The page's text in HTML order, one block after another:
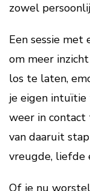
zowel
Een sessie met
om meer
los te laten,
je eigen
weer in contact
van daaruit
vreugde, liefde
Of je nu